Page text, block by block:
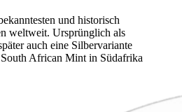
und historisch
weltweit. Ursprünglich als
auch eine Silbervariante
African Mint in Südafrika